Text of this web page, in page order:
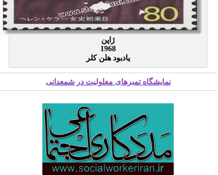
ژاپن
1968
یادبود هلن کلر
نمایشگاه تمبرهای معلولیت در شمعدانی